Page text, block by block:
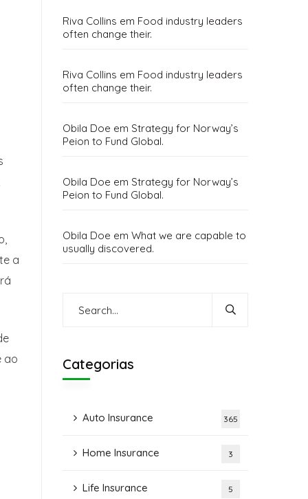
a
ao
Riva Collins em Food industry leaders
often change their.
Riva Collins em Food industry leaders
often change their.
Obila Doe em Strategy for Norway’s
Peion to Fund Global.
Obila Doe em Strategy for Norway’s
Peion to Fund Global.
Obila Doe em What we are capable to
usually discovered.
Categorias
Auto Insurance 365
Home Insurance 3
Life Insurance 5